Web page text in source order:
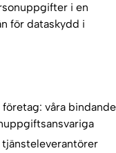
i en
för dataskydd i
våra bindande